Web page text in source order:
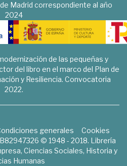
Madrid correspondiente al año
2024
de las pequeñas y
del libro en el marco del Plan de
y Resiliencia. Convocatoria
2022.
generales
Cookies
© 1948 - 2018. Librería
Ciencias Sociales, Historia y
Humanas